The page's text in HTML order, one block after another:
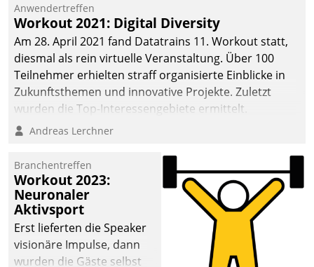
Cloud-Strategien und -
Lösungen mit hohem
Zukunftspotenzial.
Anwendertreffen
Workout 2021: Digital Diversity
Am 28. April 2021 fand Datatrains 11. Workout statt,
diesmal als rein virtuelle Veranstaltung. Über 100
Teilnehmer erhielten straff organisierte Einblicke in
Zukunftsthemen und innovative Projekte. Zuletzt
wurden die Top-Interessengebiete ermittelt.
Andreas Lerchner
Branchentreffen
Workout 2023:
Neuronaler
Aktivsport
Erst lieferten die Speaker
visionäre Impulse, dann
wurden die Gäste selbst